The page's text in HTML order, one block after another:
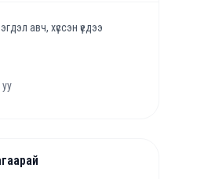
авч, хүссэн үедээ